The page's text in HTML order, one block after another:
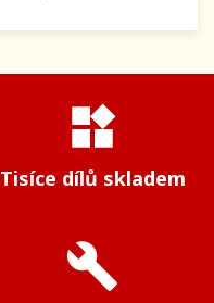
widgets
Tisíce dílů skladem
build